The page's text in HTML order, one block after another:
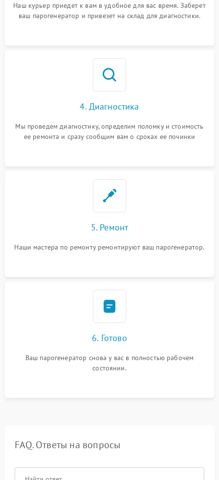
Наш курьер приедет к вам в удобное для вас время. Заберет
ваш парогенератор и привезет на склад для диагностики.
4. Диагностика
Мы проведем диагностику, определим поломку и стоимость
ее ремонта и сразу сообщим вам о сроках ее починки
5. Ремонт
Наши мастера по ремонту ремонтируют ваш парогенератор.
6. Готово
Ваш парогенератор снова у вас в полностью рабочем
состоянии.
FAQ. Ответы на вопросы